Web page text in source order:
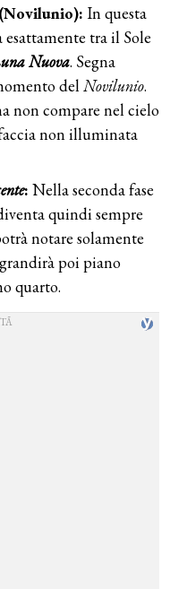
(Novilunio): In questa
tra il Sole
Nuova. Segna
delNovilunio.
non compare nel cielo
non illuminata
: Nella seconda fase
quindi sempre
notare solamente
poi piano
quarto.